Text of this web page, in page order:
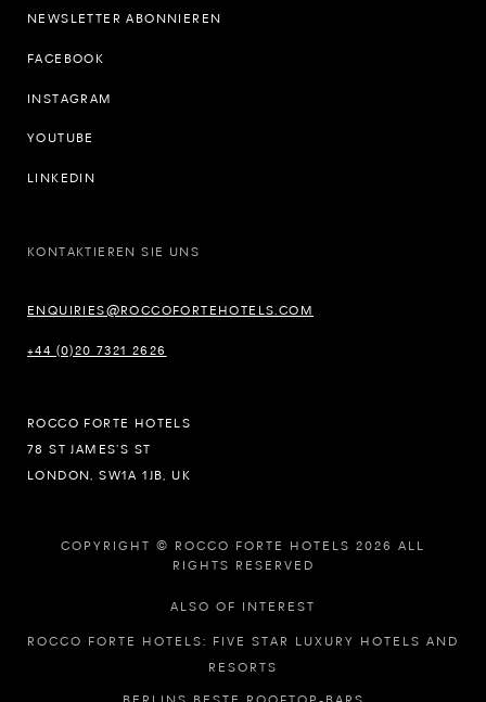
NEWSLETTER ABONNIEREN
FACEBOOK
INSTAGRAM
YOUTUBE
LINKEDIN
KONTAKTIEREN SIE UNS
ENQUIRIES@ROCCOFORTEHOTELS.COM
+44 (0)20 7321 2626
ROCCO FORTE HOTELS
78 ST JAMES’S ST
LONDON, SW1A 1JB, UK
COPYRIGHT © ROCCO FORTE HOTELS 2026 ALL
RIGHTS RESERVED
ALSO OF INTEREST
ROCCO FORTE HOTELS: FIVE STAR LUXURY HOTELS AND
RESORTS